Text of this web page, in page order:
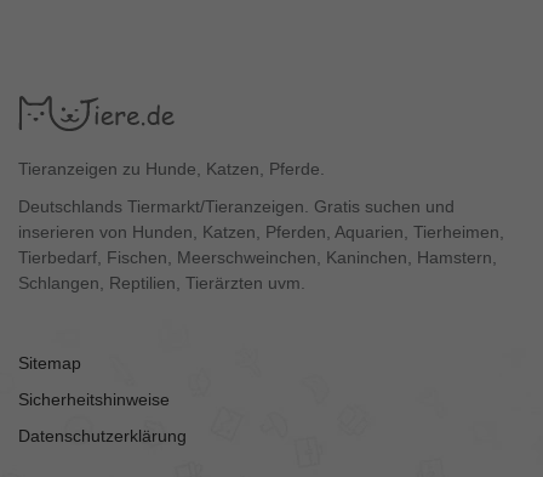
Tieranzeigen zu Hunde, Katzen, Pferde.
Deutschlands Tiermarkt/Tieranzeigen. Gratis suchen und
inserieren von Hunden, Katzen, Pferden, Aquarien, Tierheimen,
Tierbedarf, Fischen, Meerschweinchen, Kaninchen, Hamstern,
Schlangen, Reptilien, Tierärzten uvm.
Sitemap
Sicherheitshinweise
Datenschutzerklärung